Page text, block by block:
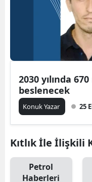
2030 yılında
beslenecek
Konuk Yazar 25
Kıtlık İle İlişkili
Petrol
Haberleri